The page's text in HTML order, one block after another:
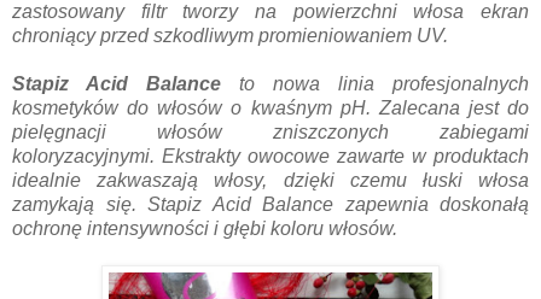
zastosowany filtr tworzy na powierzchni włosa ekran
chroniący przed szkodliwym promieniowaniem UV.
Stapiz Acid Balance to nowa linia profesjonalnych
kosmetyków do włosów o kwaśnym pH. Zalecana jest do
pielęgnacji włosów zniszczonych zabiegami
koloryzacyjnymi. Ekstrakty owocowe zawarte w produktach
idealnie zakwaszają włosy, dzięki czemu łuski włosa
zamykają się. Stapiz Acid Balance zapewnia doskonałą
ochronę intensywności i głębi koloru włosów.